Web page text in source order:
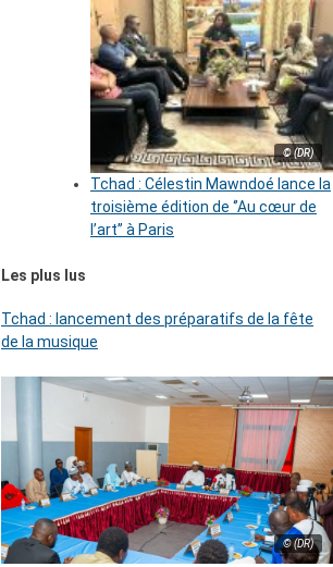
© (DR)
Tchad : Célestin Mawndoé lance la
troisième édition de ‘’Au cœur de
l’art’’ à Paris
Les plus lus
Tchad : lancement des préparatifs de la fête
de la musique
© (DR)